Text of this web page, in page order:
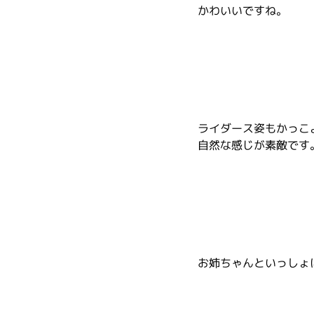
かわいいですね。
ライダース姿もかっこ
自然な感じが素敵です。
お姉ちゃんといっしょ